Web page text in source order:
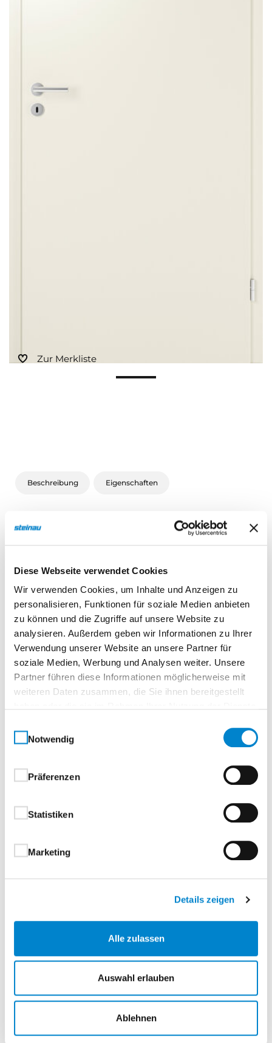
Diese Webseite verwendet Cookies
Wir verwenden Cookies, um Inhalte und Anzeigen zu
personalisieren, Funktionen für soziale Medien anbieten
zu können und die Zugriffe auf unsere Website zu
analysieren. Außerdem geben wir Informationen zu Ihrer
Verwendung unserer Website an unsere Partner für
soziale Medien, Werbung und Analysen weiter. Unsere
Partner führen diese Informationen möglicherweise mit
weiteren Daten zusammen, die Sie ihnen bereitgestellt
Notwendig
Präferenzen
Statistiken
Marketing
Details zeigen
Alle zulassen
Auswahl erlauben
Ablehnen
Dachboden­treppen
Zur Merkliste
Beschreibung Eigenschaften
Beschreibung
Alltäglich schönNormtür, rundTürelement,
RöhrenspanplatteSchlicht.
Praktisch. Zuverlässig.
Echtlack Basic ist die ideale Wahl für alle, die auf der
Suche nach einer preisbewussten Türlösung sind,
durch ihre funktionale Alltagstauglichkeit und fügt
wirtschaftliche Lösung im Objekt – Echtlack Basic
steht für solide Qualität zum Einstiegspreis.
Ihre Vorteile auf einen Blick:
Einfach lackierte Oberfläche – pflegeleicht und
robust im Alltag
Attraktives Preis-Leistungs-Verhältnis – ideal für
budgetorientierte Projekte
vielen EinsatzbereichenEchtlack Basic – die
praktische Lösung für schöne Türen im
täglichen Gebrauch.